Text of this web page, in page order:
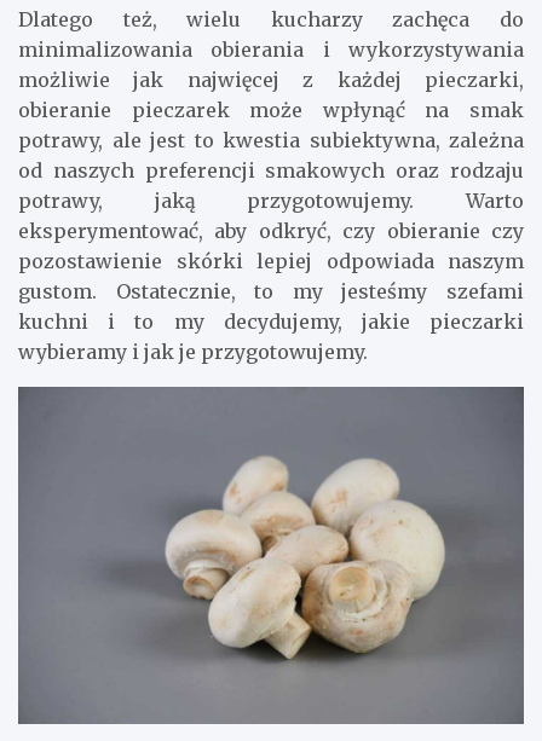
Dlatego też, wielu kucharzy zachęca do
minimalizowania obierania i wykorzystywania
możliwie jak najwięcej z każdej pieczarki,
obieranie pieczarek może wpłynąć na smak
potrawy, ale jest to kwestia subiektywna, zależna
od naszych preferencji smakowych oraz rodzaju
potrawy, jaką przygotowujemy. Warto
eksperymentować, aby odkryć, czy obieranie czy
pozostawienie skórki lepiej odpowiada naszym
gustom. Ostatecznie, to my jesteśmy szefami
kuchni i to my decydujemy, jakie pieczarki
wybieramy i jak je przygotowujemy.